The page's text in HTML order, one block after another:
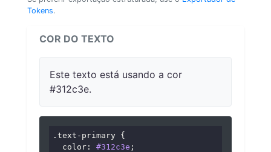
Tokens.
COR DO TEXTO
Este texto está usando a cor
#312c3e.
.text-primary {
color : #312c3e ;